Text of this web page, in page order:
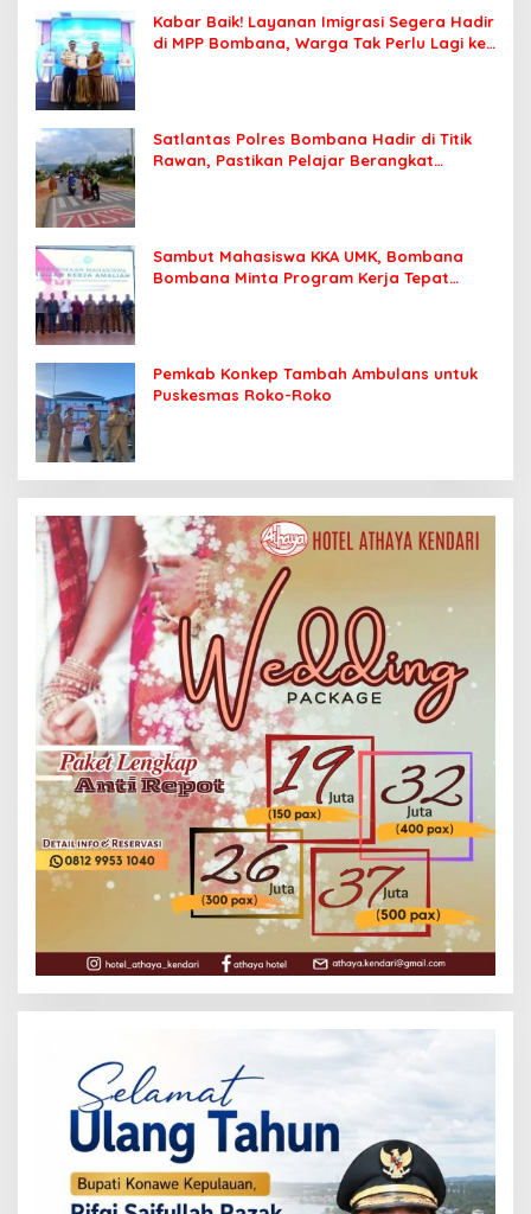
Kabar Baik! Layanan Imigrasi Segera Hadir
di MPP Bombana, Warga Tak Perlu Lagi ke
Satlantas Polres Bombana Hadir di Titik
Rawan, Pastikan Pelajar Berangkat
Sambut Mahasiswa KKA UMK, Bombana
Bombana Minta Program Kerja Tepat
Pemkab Konkep Tambah Ambulans untuk
Puskesmas Roko-Roko